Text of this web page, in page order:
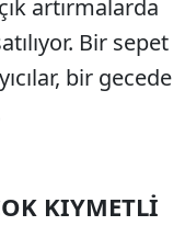
artırmalarda
Bir sepet
bir gecede
KIYMETLİ